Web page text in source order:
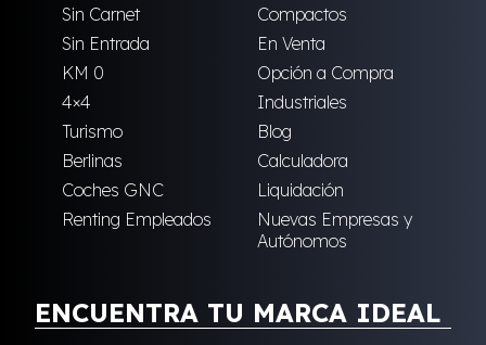
Sin Carnet
Compactos
Sin Entrada
En Venta
KM 0
Opción a Compra
4×4
Industriales
Turismo
Blog
Berlinas
Calculadora
Coches GNC
Liquidación
Renting Empleados
Nuevas Empresas y
Autónomos
ENCUENTRA TU MARCA IDEAL